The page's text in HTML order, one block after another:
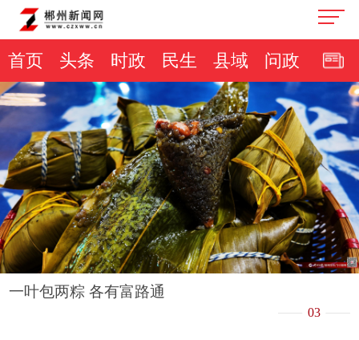
首页 头条 时政 民生 县域 问政
一叶包两粽 各有富路通
03